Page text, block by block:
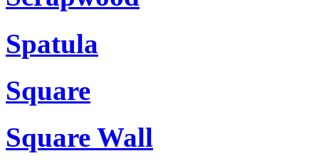
Spatula
Square
Square Wall